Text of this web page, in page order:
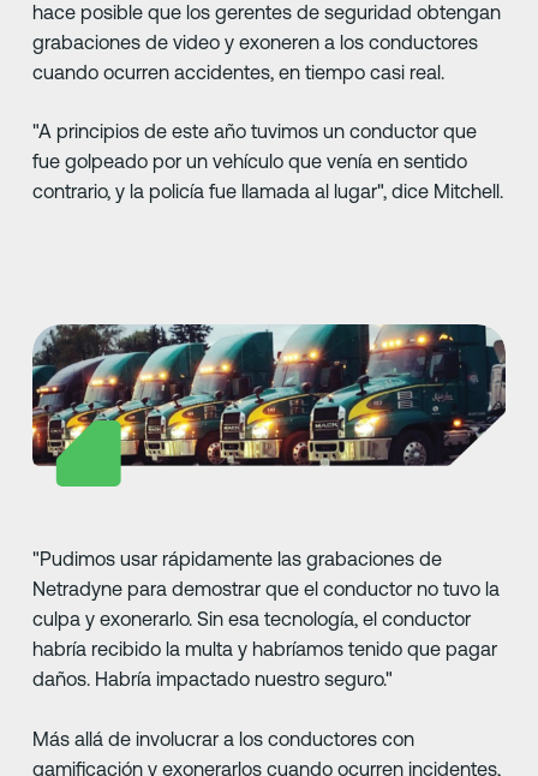
hace posible que los gerentes de seguridad obtengan
grabaciones de video y exoneren a los conductores
cuando ocurren accidentes, en tiempo casi real.
"A principios de este año tuvimos un conductor que
fue golpeado por un vehículo que venía en sentido
contrario, y la policía fue llamada al lugar", dice Mitchell.
"Pudimos usar rápidamente las grabaciones de
Netradyne para demostrar que el conductor no tuvo la
culpa y exonerarlo. Sin esa tecnología, el conductor
habría recibido la multa y habríamos tenido que pagar
daños. Habría impactado nuestro seguro."
Más allá de involucrar a los conductores con
gamificación y exonerarlos cuando ocurren incidentes,